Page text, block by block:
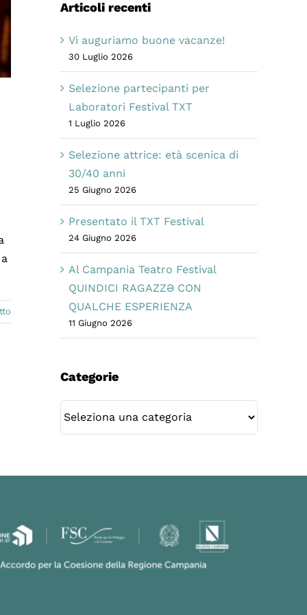
Articoli recenti
Vi auguriamo buone vacanze!
30 Luglio 2026
Selezione partecipanti per
Laboratori Festival TXT
1 Luglio 2026
Selezione attrice: età scenica di
30/40 anni
25 Giugno 2026
Presentato il TXT Festival
24 Giugno 2026
Al Campania Teatro Festival
QUINDICI RAGAZZƏ CON
QUALCHE ESPERIENZA
11 Giugno 2026
Categorie